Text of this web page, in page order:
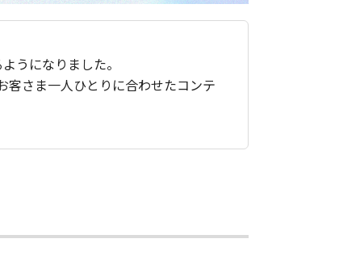
うになりました。
客さま一人ひとりに合わせたコンテ